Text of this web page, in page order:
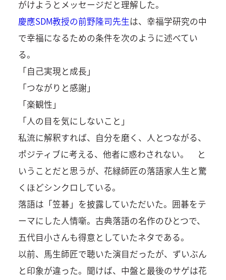
がけようとメッセージだと理解した。
慶應SDM教授の前野隆司先生は、幸福学研究の中
で幸福になるための条件を次のように述べてい
る。
「自己実現と成長」
「つながりと感謝」
「楽観性」
「人の目を気にしないこと」
私流に解釈すれば、自分を磨く、人とつながる、
ポジティブに考える、他者に惑わされない。 と
いうことだと思うが、花緑師匠の落語家人生と驚
くほどシンクロしている。
落語は「笠碁」を披露していただいた。囲碁をテ
ーマにした人情噺。古典落語の名作のひとつで、
五代目小さんも得意としていたネタである。
以前、馬生師匠で聴いた演目だったが、ずいぶん
と印象が違った。聞けば、中盤と最後のサゲは花